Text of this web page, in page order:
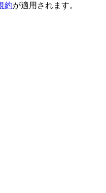
約が適用されます。